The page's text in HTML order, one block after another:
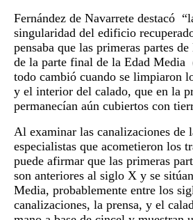
Fernández de Navarrete destacó
singularidad del edificio
pensaba que las primeras partes
de la parte final de la Edad
todo cambió cuando se limpiaron
y el interior del calado, que en la
permanecían aún cubiertos con
Al examinar las canalizaciones de
especialistas que acometieron los
puede afirmar que las primeras
son anteriores al siglo X y se
Media, probablemente entre los
canalizaciones, la prensa, y el